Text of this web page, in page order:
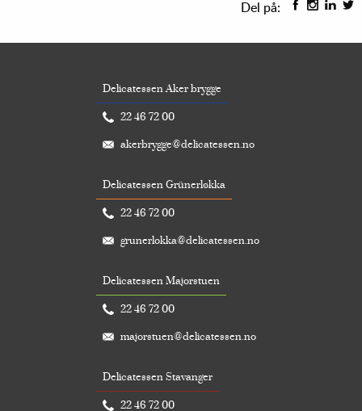
Del på:
Delicatessen Aker brygge
22 46 72 00
akerbrygge@delicatessen.no
Delicatessen Grünerløkka
22 46 72 00
grunerlokka@delicatessen.no
Delicatessen Majorstuen
22 46 72 00
majorstuen@delicatessen.no
Delicatessen Stavanger
22 46 72 00